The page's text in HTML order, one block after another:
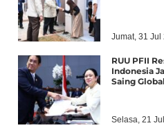
Jumat, 31 Jul
RUU PFII
Indonesia
Saing Global
Selasa, 21